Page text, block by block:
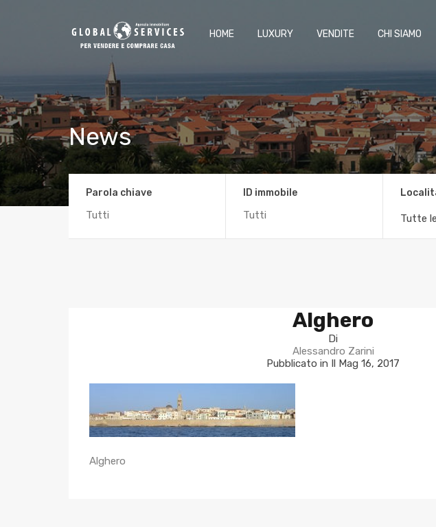
HOME LUXURY VENDITE CHI SIAMO
News
Parola chiave ID immobile
Tutte
Alghero
Di
Alessandro Zarini
Pubblicato in Il Mag 16, 2017
Alghero